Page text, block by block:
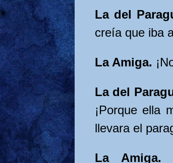
La del
creía que iba
La Amiga.
La del
¡Porque ella
llevara el
La Amiga.